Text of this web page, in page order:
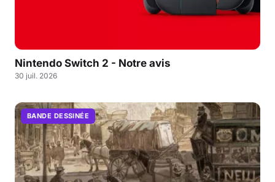
Nintendo Switch 2 - Notre avis
30 juil. 2026
BANDE DESSINÉE